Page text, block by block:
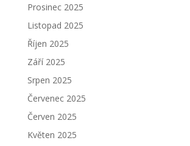
Prosinec 2025
Listopad 2025
Říjen 2025
Září 2025
Srpen 2025
Červenec 2025
Červen 2025
Květen 2025